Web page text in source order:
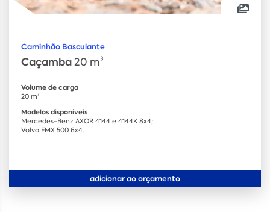
Caminhão Basculante
Caçamba20 m³
Volume de carga
20 m³
Modelos disponíveis
Mercedes-Benz AXOR 4144 e 4144K 8x4;
Volvo FMX 500 6x4.
adicionar ao orçamento